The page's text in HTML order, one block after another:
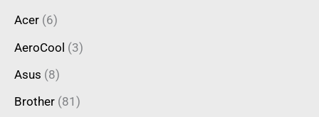
Acer (6)
AeroCool (3)
Asus (8)
Brother (81)